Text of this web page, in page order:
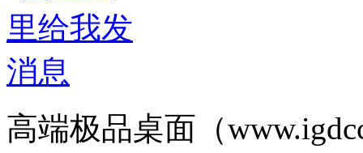
高端极品桌面（